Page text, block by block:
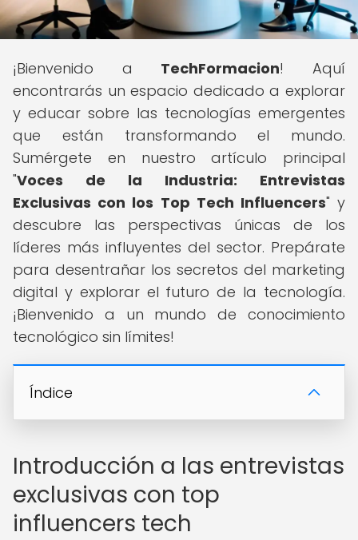
¡Bienvenido a TechFormacion! Aquí
encontrarás un espacio dedicado a explorar
y educar sobre las tecnologías emergentes
que están transformando el mundo.
Sumérgete en nuestro artículo principal
"Voces de la Industria: Entrevistas
Exclusivas con los Top Tech Influencers" y
descubre las perspectivas únicas de los
líderes más influyentes del sector. Prepárate
para desentrañar los secretos del marketing
digital y explorar el futuro de la tecnología.
¡Bienvenido a un mundo de conocimiento
tecnológico sin límites!
Índice
Introducción a las entrevistas
exclusivas con top
influencers tech